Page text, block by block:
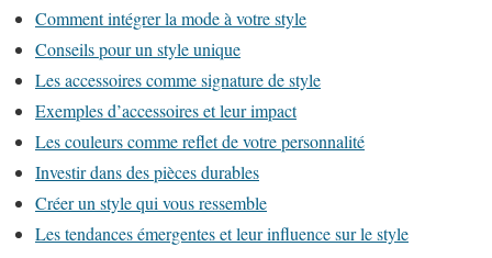
Émilie, 28 ans, designer :
« Adopter un style personnel m’a permis de
m’affirmer et de me sentir bien dans ma peau. Chaque
jour est une nouvelle occasion de m’exprimer. »
Comment intégrer la mode à votre style
Conseils pour un style unique
Les accessoires comme signature de style
Exemples d’accessoires et leur impact
Les couleurs comme reflet de votre personnalité
Investir dans des pièces durables
Créer un style qui vous ressemble
Les tendances émergentes et leur influence sur le style